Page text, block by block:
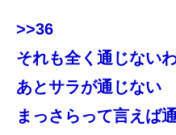
>>36
それも全く通じない
あとサラが通じない
まっさらって言えば